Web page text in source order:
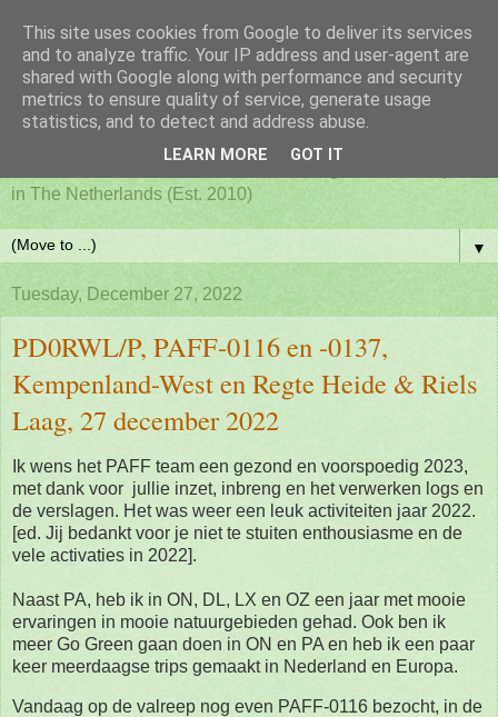
PAFF - Ham Radio & Flora
and Fauna Netherlands
in The Netherlands (Est. 2010)
▼
Tuesday, December 27, 2022
PD0RWL/P, PAFF-0116 en -0137,
Kempenland-West en Regte Heide & Riels
Laag, 27 december 2022
Ik wens het PAFF team een gezond en voorspoedig 2023,
met dank voor jullie inzet, inbreng en het verwerken logs en
de verslagen. Het was weer een leuk activiteiten jaar 2022.
[ed. Jij bedankt voor je niet te stuiten enthousiasme en de
vele activaties in 2022].
Naast PA, heb ik in ON, DL, LX en OZ een jaar met mooie
ervaringen in mooie natuurgebieden gehad. Ook ben ik
meer Go Green gaan doen in ON en PA en heb ik een paar
keer meerdaagse trips gemaakt in Nederland en Europa.
Vandaag op de valreep nog even PAFF-0116 bezocht, in de
This site uses cookies from Google to deliver its services
and to analyze traffic. Your IP address and user-agent are
shared with Google along with performance and security
metrics to ensure quality of service, generate usage
statistics, and to detect and address abuse.
LEARN MORE GOT IT